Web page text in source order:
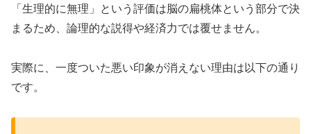
「生理的に無理」という評価は脳の扁桃体という部分で決
まるため、論理的な説得や経済力では覆せません。
実際に、一度ついた悪い印象が消えない理由は以下の通り
です。